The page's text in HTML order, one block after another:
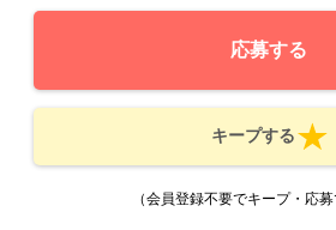
応募する
キープする
（会員登録不要でキープ・応募